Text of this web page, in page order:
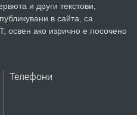
преди 2 години
уроци по
и други текстови,
в сайта, са
освен ако изрично е посочено
Телефони